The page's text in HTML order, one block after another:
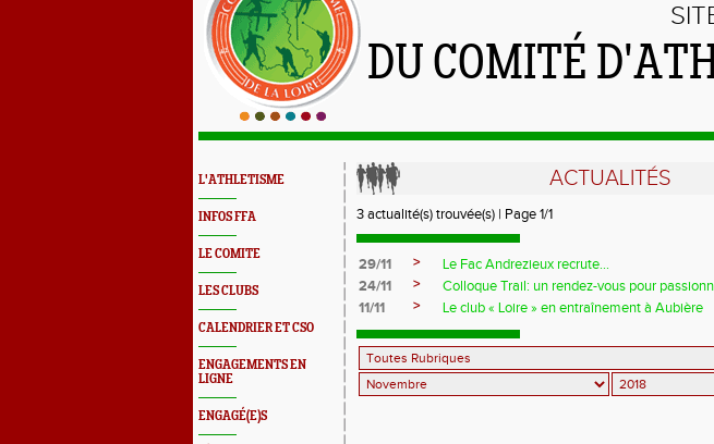
DU COMITÉ
L'ATHLETISME
INFOS FFA
LE COMITE
LES CLUBS
CALENDRIER ET CSO
ENGAGEMENTS EN
LIGNE
ENGAGÉ(E)S
ACTUALITÉS
3 actualité(s) trouvée(s) | Page 1/1
29/11 >
Le Fac Andrezieux recrute...
24/11
>
Colloque Trail: un rendez-vous pour
11/11
> Le club « Loire » en entraînement à Aubière